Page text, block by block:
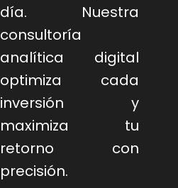
día. Nuestra
consultoría
analítica digital
optimiza cada
inversión y
maximiza tu
retorno con
precisión.